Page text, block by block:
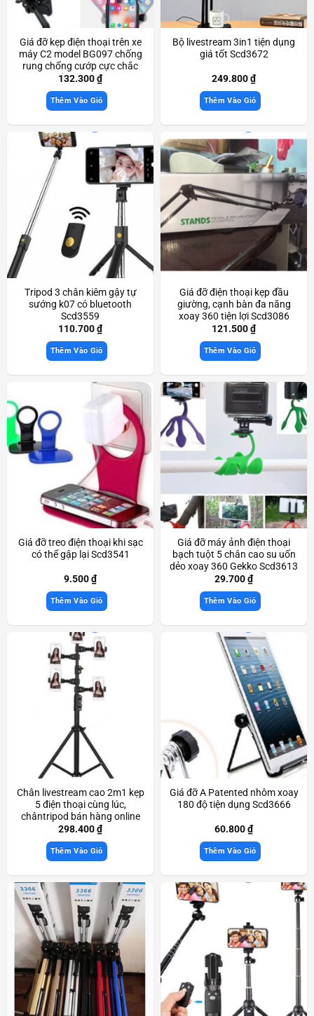
Giá đỡ kẹp điện thoại trên xe
máy C2 model BG097 chống
rung chống cướp cực chắc
chắn Scd3357
132.300₫
Thêm Vào Giỏ
Bộ livestream 3in1 tiện dụng
giá tốt Scd3672
249.800₫
Thêm Vào Giỏ
Tripod 3 chân kiêm gậy tự
sướng k07 có bluetooth
Scd3559
110.700₫
Thêm Vào Giỏ
Giá đỡ điện thoại kẹp đầu
giường, cạnh bàn đa năng
xoay 360 tiện lợi Scd3086
121.500₫
Thêm Vào Giỏ
Giá đỡ treo điện thoại khi sạc
có thể gập lại Scd3541
9.500₫
Thêm Vào Giỏ
Giá đỡ máy ảnh điện thoại
bạch tuột 5 chân cao su uốn
dẻo xoay 360 Gekko Scd3613
29.700₫
Thêm Vào Giỏ
Chân livestream cao 2m1 kẹp
5 điện thoại cùng lúc,
chântripod bán hàng online
Scd3090
298.400₫
Thêm Vào Giỏ
Giá đỡ A Patented nhôm xoay
180 độ tiện dụng Scd3666
60.800₫
Thêm Vào Giỏ